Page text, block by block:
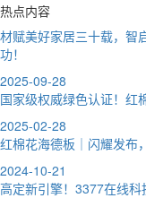
热点内容
材赋美好家居三十载，智
功！
2025-09-28
国家级权威绿色认证！红
2025-02-28
红棉花海德板｜闪耀发布
2024-10-21
高定新引擎！3377在线科